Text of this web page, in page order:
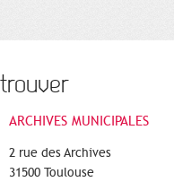
ARCHIVES MUNICIPALES
2 rue des Archives
31500 Toulouse